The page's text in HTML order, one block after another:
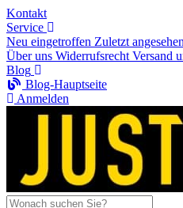
Kontakt
Service
Neu eingetroffen Zuletzt angesehen
Über uns Widerrufsrecht Versand
Blog
Blog-Hauptseite
Anmelden